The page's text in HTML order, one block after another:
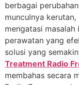
berbagai
munculnya
mengatasi
perawatan yang
solusi yang
Treatment Radio
membahas secara